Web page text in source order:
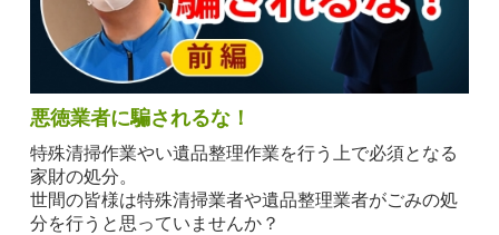
悪徳業者に騙されるな！
特殊清掃作業やい遺品整理作業を行う上で必須となる
家財の処分。
世間の皆様は特殊清掃業者や遺品整理業者がごみの処
分を行うと思っていませんか？